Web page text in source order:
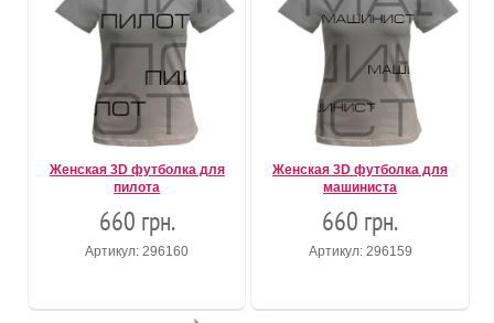
Женская 3D футболка для
пилота
660 грн.
Артикул: 296160
Женская 3D футболка для
машиниста
660 грн.
Артикул: 296159